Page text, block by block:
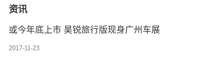
资讯
或今年底上市 昊锐旅行版现身广州车展
2017-11-23